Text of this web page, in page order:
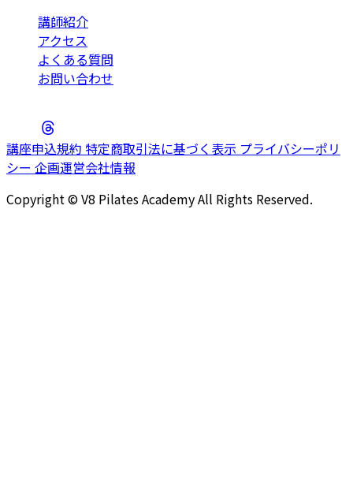
講師紹介
アクセス
よくある質問
お問い合わせ
講座申込規約 特定商取引法に基づく表示 プライバシーポリ
シー 企画運営会社情報
Copyright © V8 Pilates Academy All Rights Reserved.